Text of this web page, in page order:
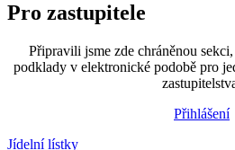
Pro zastupitele
Připravili jsme zde chráněnou
podklady v elektronické podobě pro
Přihlášení
Jídelní lístky